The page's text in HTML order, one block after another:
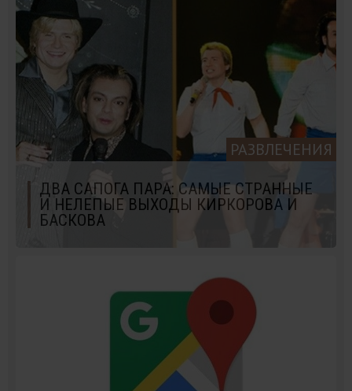
РАЗВЛЕЧЕНИЯ
ДВА САПОГА ПАРА: САМЫЕ СТРАННЫЕ
И НЕЛЕПЫЕ ВЫХОДЫ КИРКОРОВА И
БАСКОВА